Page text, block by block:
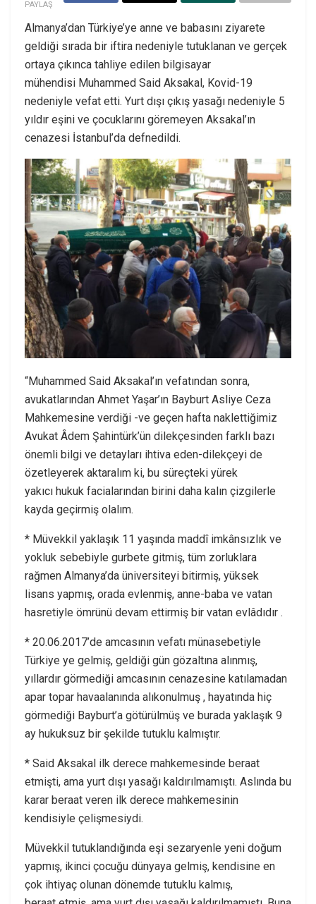
PAYLAŞ
Almanya’dan Türkiye’ye anne ve babasını ziyarete
geldiği sırada bir iftira nedeniyle tutuklanan ve gerçek
ortaya çıkınca tahliye edilen bilgisayar
mühendisi Muhammed Said Aksakal, Kovid-19
nedeniyle vefat etti. Yurt dışı çıkış yasağı nedeniyle 5
yıldır eşini ve çocuklarını göremeyen Aksakal’ın
cenazesi İstanbul’da defnedildi.
“Muhammed Said Aksakal’ın vefatından sonra,
avukatlarından Ahmet Yaşar’ın Bayburt Asliye Ceza
Mahkemesine verdiği -ve geçen hafta naklettiğimiz
Avukat Âdem Şahintürk’ün dilekçesinden farklı bazı
önemli bilgi ve detayları ihtiva eden-dilekçeyi de
özetleyerek aktaralım ki, bu süreçteki yürek
yakıcı hukuk facialarından birini daha kalın çizgilerle
kayda geçirmiş olalım.
* Müvekkil yaklaşık 11 yaşında maddî imkânsızlık ve
yokluk sebebiyle gurbete gitmiş, tüm zorluklara
rağmen Almanya’da üniversiteyi bitirmiş, yüksek
lisans yapmış, orada evlenmiş, anne-baba ve vatan
hasretiyle ömrünü devam ettirmiş bir vatan evlâdıdır .
* 20.06.2017’de amcasının vefatı münasebetiyle
Türkiye ye gelmiş, geldiği gün gözaltına alınmış,
yıllardır görmediği amcasının cenazesine katılamadan
apar topar havaalanında alıkonulmuş , hayatında hiç
görmediği Bayburt’a götürülmüş ve burada yaklaşık 9
ay hukuksuz bir şekilde tutuklu kalmıştır.
* Said Aksakal ilk derece mahkemesinde beraat
etmişti, ama yurt dışı yasağı kaldırılmamıştı. Aslında bu
karar beraat veren ilk derece mahkemesinin
kendisiyle çelişmesiydi.
Müvekkil tutuklandığında eşi sezaryenle yeni doğum
yapmış, ikinci çocuğu dünyaya gelmiş, kendisine en
çok ihtiyaç olunan dönemde tutuklu kalmış,